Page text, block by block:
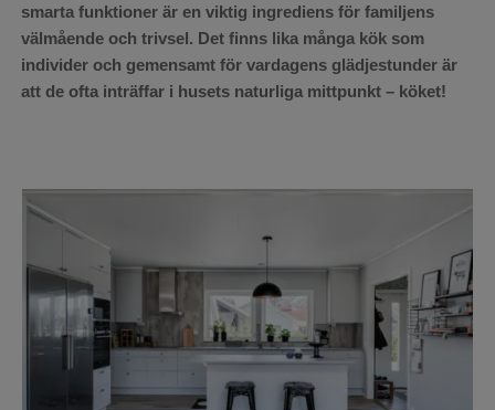
smarta funktioner är en viktig ingrediens för familjens
välmående och trivsel. Det finns lika många kök som
individer och gemensamt för vardagens glädjestunder är
att de ofta inträffar i husets naturliga mittpunkt – köket!